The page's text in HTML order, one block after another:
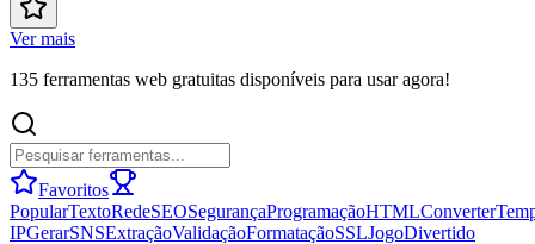
Ver mais
135 ferramentas web gratuitas disponíveis para usar agora!
Favoritos
PopularTextoRedeSEOSegurançaProgramaçãoHTMLConverter
IPGerarSNSExtraçãoValidaçãoFormataçãoSSLJogoDivertido